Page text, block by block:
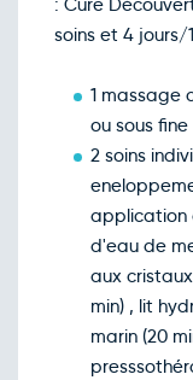
: Cure
soins et 4 jours/
1 massage
ou sous
2 soins
application
d'eau de
aux
min) , lit
marin (20